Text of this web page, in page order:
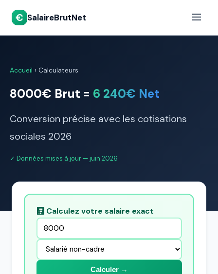
€ SalaireBrutNet
Accueil › Calculateurs
8000€ Brut = 6 240€ Net
Conversion précise avec les cotisations
sociales 2026
✓ Données mises à jour — juin 2026
🧮 Calculez votre salaire exact
Calculer →